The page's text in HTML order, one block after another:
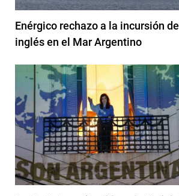
Enérgico rechazo a la incursión
inglés en el Mar Argentino